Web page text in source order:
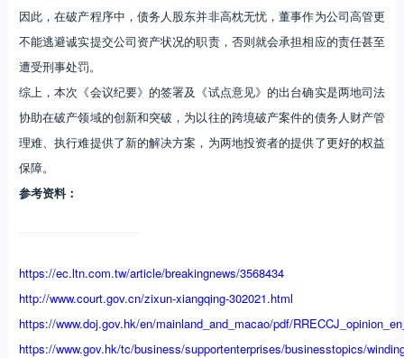
因此，在破产程序中，债务人股东并非高枕无忧，董事作为公司高管更
不能逃避诚实提交公司资产状况的职责，否则就会承担相应的责任甚至
遭受刑事处罚。
综上，本次《会议纪要》的签署及《试点意见》的出台确实是两地司法
协助在破产领域的创新和突破，为以往的跨境破产案件的债务人财产管
理难、执行难提供了新的解决方案，为两地投资者的提供了更好的权益
保障。
参考资料：
https://ec.ltn.com.tw/article/breakingnews/3568434
http://www.court.gov.cn/zixun-xiangqing-302021.html
https://www.doj.gov.hk/en/mainland_and_macao/pdf/
https://www.gov.hk/tc/business/supportenterprises/businesstopics/